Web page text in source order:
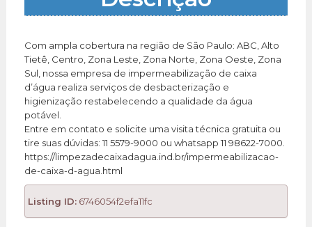
Com ampla cobertura na região de São Paulo: ABC, Alto
Tietê, Centro, Zona Leste, Zona Norte, Zona Oeste, Zona
Sul, nossa empresa de impermeabilização de caixa
d’água realiza serviços de desbacterização e
higienização restabelecendo a qualidade da água
potável.
Entre em contato e solicite uma visita técnica gratuita ou
tire suas dúvidas: 11 5579-9000 ou whatsapp 11 98622-7000.
https://limpezadecaixadagua.ind.br/impermeabilizacao-
de-caixa-d-agua.html
Listing ID: 6746054f2efa11fc